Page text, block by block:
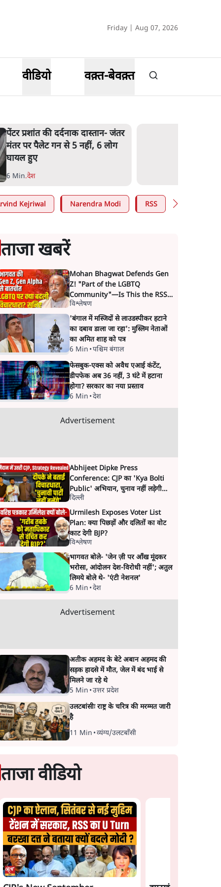
Friday | Aug 07, 2026
वीडियो वक़्त-बेवक़्त
पेंटर प्रशांत की दर्दनाक दास्तान- जंतर
मंतर पर पैलेट गन से 5 नहीं, 6 लोग
घायल हुए
6 Min.देश
Kejriwal Narendra Modi RSS
ताजा खबरें
Mohan Bhagwat Defends Gen
Z! "Part of the LGBTQ
Community"—Is This the RSS's
New Move?
विश्लेषण
'बंगाल में मस्जिदों से लाउडस्पीकर हटाने
का दबाव डाला जा रहा': मुस्लिम नेताओं
का अमित शाह को पत्र
6 Min •पश्चिम बंगाल
फेसबुक-एक्स को अवैध एआई कंटेंट,
डीपफेक अब 36 नहीं, 3 घंटे में हटाना
होगा? सरकार का नया प्रस्ताव
6 Min •देश
Advertisement
Abhijeet Dipke Press
Conference: CJP का 'Kya Bolti
Public' अभियान, चुनाव नहीं लड़ेगी
CJP!
दिल्ली
Urmilesh Exposes Voter List
Plan: क्या पिछड़ों और दलितों का वोट
काट देगी BJP?
विश्लेषण
भागवत बोले- 'जेन ज़ी पर आँख मूंदकर
भरोसा, आंदोलन देश-विरोधी नहीं'; अतुल
लिमये बोले थे- 'एंटी नेशनल'
6 Min •देश
Advertisement
अतीक अहमद के बेटे अबान अहमद की
सड़क हादसे में मौत, जेल में बंद भाई से
मिलने जा रहे थे
5 Min •उत्तर प्रदेश
उलटबांसीः राष्ट्र के चरित्र की मरम्मत जारी
है
11 Min •व्यंग्य/उलटबाँसी
ताजा वीडियो